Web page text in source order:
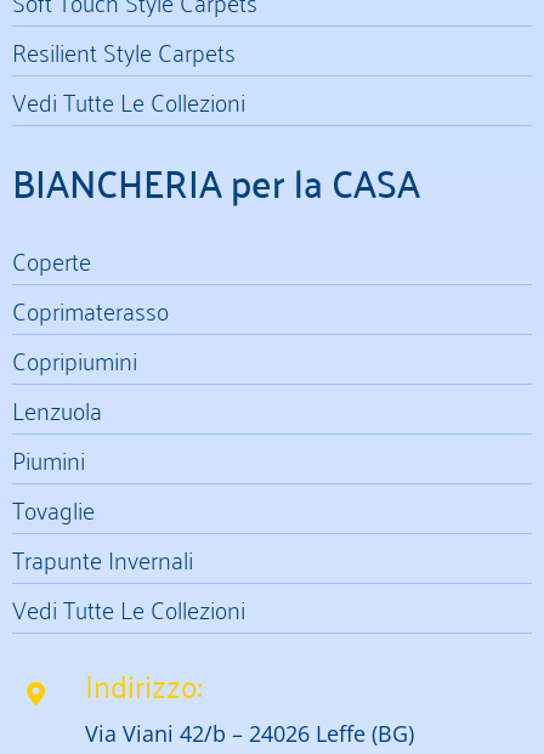
Resilient Style Carpets
Vedi Tutte Le Collezioni
BIANCHERIA per la CASA
Coperte
Coprimaterasso
Copripiumini
Lenzuola
Piumini
Tovaglie
Trapunte Invernali
Vedi Tutte Le Collezioni
Indirizzo:
Via Viani 42/b – 24026 Leffe (BG)